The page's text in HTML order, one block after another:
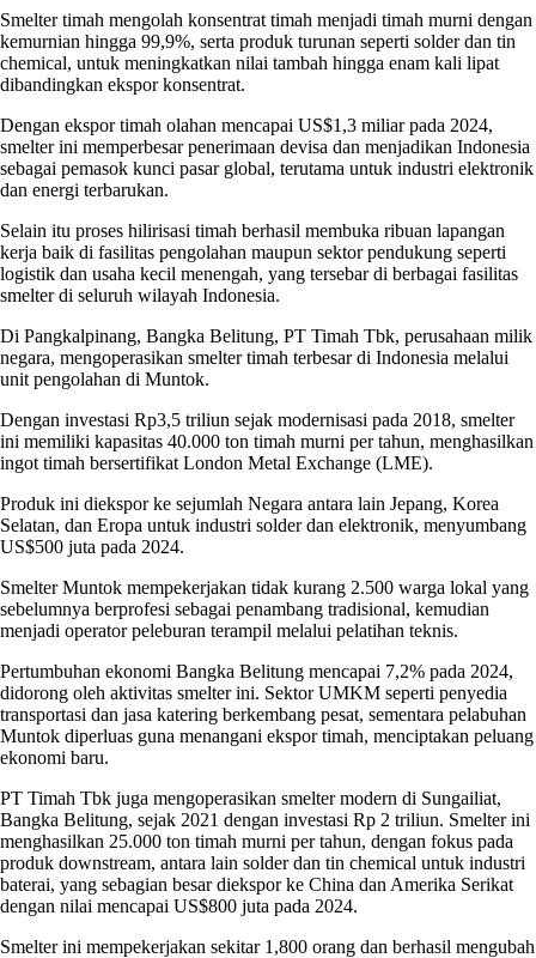
Smelter timah mengolah konsentrat timah menjadi timah murni dengan
kemurnian hingga 99,9%, serta produk turunan seperti solder dan tin
chemical, untuk meningkatkan nilai tambah hingga enam kali lipat
dibandingkan ekspor konsentrat.
Dengan ekspor timah olahan mencapai US$1,3 miliar pada 2024,
smelter ini memperbesar penerimaan devisa dan menjadikan Indonesia
sebagai pemasok kunci pasar global, terutama untuk industri elektronik
dan energi terbarukan.
Selain itu proses hilirisasi timah berhasil membuka ribuan lapangan
kerja baik di fasilitas pengolahan maupun sektor pendukung seperti
logistik dan usaha kecil menengah, yang tersebar di berbagai fasilitas
smelter di seluruh wilayah Indonesia.
Di Pangkalpinang, Bangka Belitung, PT Timah Tbk, perusahaan milik
negara, mengoperasikan smelter timah terbesar di Indonesia melalui
unit pengolahan di Muntok.
Dengan investasi Rp3,5 triliun sejak modernisasi pada 2018, smelter
ini memiliki kapasitas 40.000 ton timah murni per tahun, menghasilkan
ingot timah bersertifikat London Metal Exchange (LME).
Produk ini diekspor ke sejumlah Negara antara lain Jepang, Korea
Selatan, dan Eropa untuk industri solder dan elektronik, menyumbang
US$500 juta pada 2024.
Smelter Muntok mempekerjakan tidak kurang 2.500 warga lokal yang
sebelumnya berprofesi sebagai penambang tradisional, kemudian
menjadi operator peleburan terampil melalui pelatihan teknis.
Pertumbuhan ekonomi Bangka Belitung mencapai 7,2% pada 2024,
didorong oleh aktivitas smelter ini. Sektor UMKM seperti penyedia
transportasi dan jasa katering berkembang pesat, sementara pelabuhan
Muntok diperluas guna menangani ekspor timah, menciptakan peluang
ekonomi baru.
PT Timah Tbk juga mengoperasikan smelter modern di Sungailiat,
Bangka Belitung, sejak 2021 dengan investasi Rp 2 triliun. Smelter ini
menghasilkan 25.000 ton timah murni per tahun, dengan fokus pada
produk downstream, antara lain solder dan tin chemical untuk industri
baterai, yang sebagian besar diekspor ke China dan Amerika Serikat
dengan nilai mencapai US$800 juta pada 2024.
Smelter ini mempekerjakan sekitar 1,800 orang dan berhasil mengubah